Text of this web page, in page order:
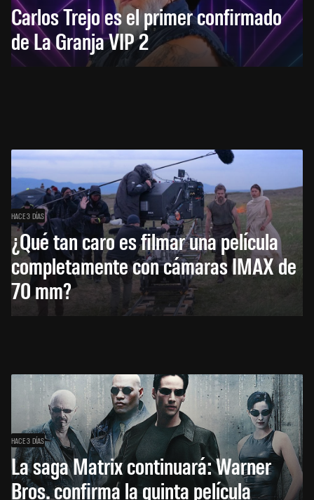
Carlos Trejo es el primer confirmado
de La Granja VIP 2
HACE 3 DÍAS
¿Qué tan caro es filmar una película
completamente con cámaras IMAX de
70 mm?
HACE 3 DÍAS
La saga Matrix continuará: Warner
Bros. confirma la quinta película